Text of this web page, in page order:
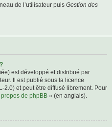
de l’utilisateur puis Gestion des
est développé et distribué par
Il est publié sous la licence
2.0) et peut être diffusé librement. Pour
propos de phpBB » (en anglais).